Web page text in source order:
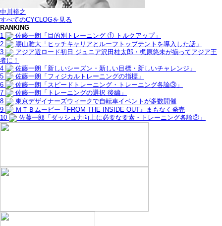
中川裕之
すべてのCYCLOGを見る
RANKING
1
佐藤一朗「目的別トレーニング ① トルクアップ」
2
腰山雅大「ヒッチキャリアとルーフトップテントを導入した話」
3
アジア選ロード初日 ジュニア沢田桂太郎・梶原悠未が揃ってアジア王
者に！
4
佐藤一朗「新しいシーズン・新しい目標・新しいチャレンジ」
5
佐藤一朗「フィジカルトレーニングの指標」
6
佐藤一朗「スピードトレーニング・トレーニング各論③」
7
佐藤一朗「トレーニングの選択 後編」
8
東京デザイナーズウィークで自転車イベントが多数開催
9
ＭＴＢムービー『FROM THE INSIDE OUT』まもなく発売
10
佐藤一郎「ダッシュ力向上に必要な要素・トレーニング各論②」